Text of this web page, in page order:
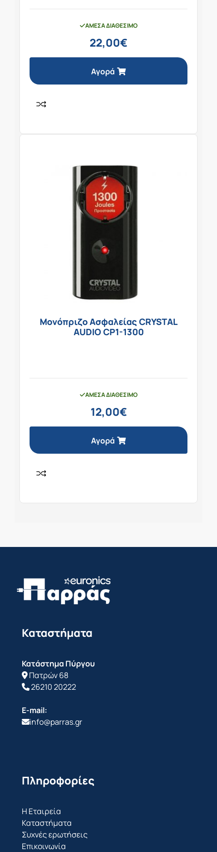
ΆΜΕΣΑ ΔΙΑΘΈΣΙΜΟ
22,00€
Αγορά
Μονόπριζο Ασφαλείας CRYSTAL
AUDIO CP1-1300
ΆΜΕΣΑ ΔΙΑΘΈΣΙΜΟ
12,00€
Αγορά
Καταστήματα
Κατάστημα Πύργου
Πατρών 68
26210 20222
E-mail:
info@parras.gr
Πληροφορίες
Η Εταιρεία
Καταστήματα
Συχνές ερωτήσεις
Επικοινωνία